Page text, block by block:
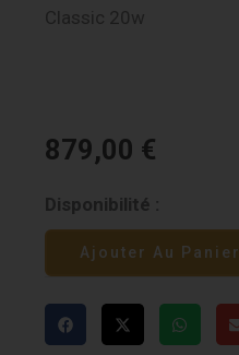
Classic 20w
879,00 €
Disponibilité :
quantité
de
Tête
MARSHALL
Ajouter Au Panier